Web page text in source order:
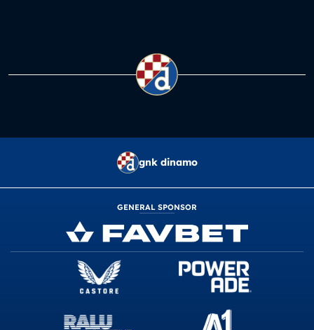
gnk dinamo
GENERAL SPONSOR